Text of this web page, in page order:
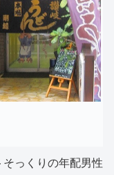
っくりの年配男性